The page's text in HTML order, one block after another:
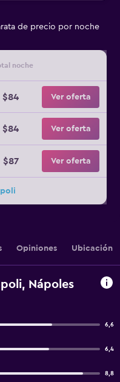
de precio por noche
noche
$84 Ver oferta
$84 Ver oferta
$87 Ver oferta
Opiniones Ubicación
Nápoles
6,6
6,4
8,8